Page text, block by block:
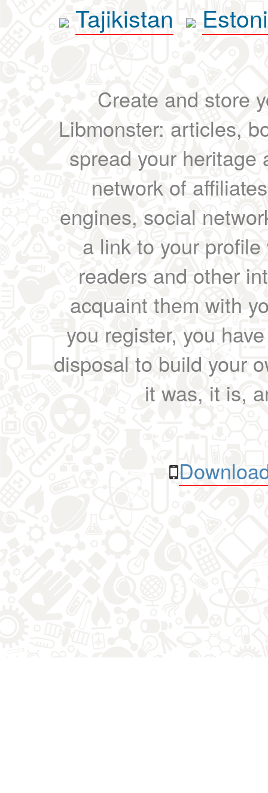
Tajikistan
Create and store
Libmonster: articles,
spread your heritage
network of
engines, social
a link to your
readers and other
acquaint them with
you register, you
disposal to build your
it was, it is,